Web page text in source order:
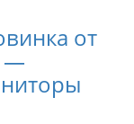
от
—